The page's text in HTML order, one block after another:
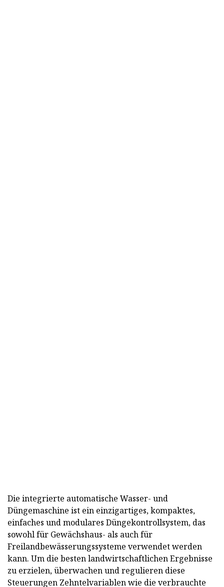
Die integrierte automatische Wasser- und
Düngemaschine ist ein einzigartiges, kompaktes,
einfaches und modulares Düngekontrollsystem, das
sowohl für Gewächshaus- als auch für
Freilandbewässerungssysteme verwendet werden
kann. Um die besten landwirtschaftlichen Ergebnisse
zu erzielen, überwachen und regulieren diese
Steuerungen Zehntelvariablen wie die verbrauchte